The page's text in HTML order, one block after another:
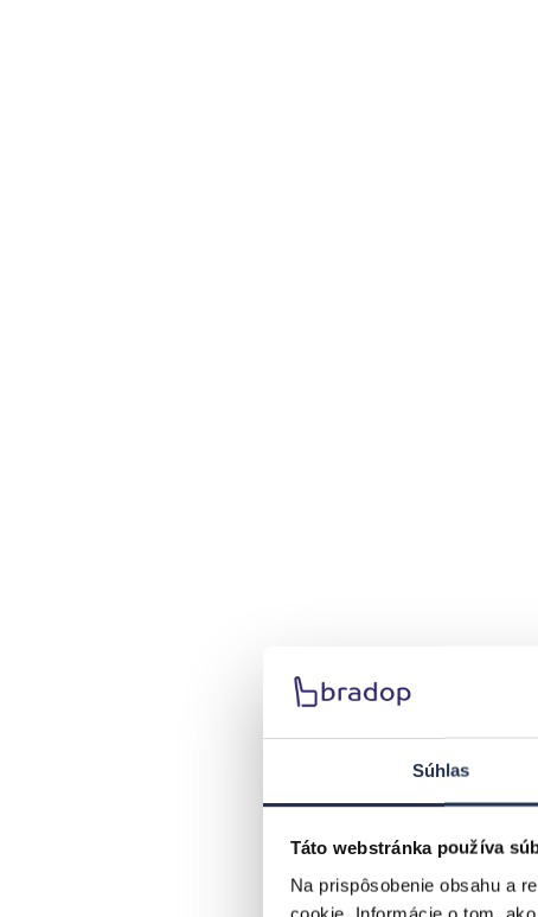
Súhlas
Táto webstránka používa
Na prispôsobenie obsahu a